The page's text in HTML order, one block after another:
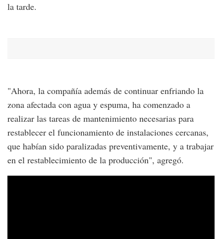
la tarde.
"Ahora, la compañía además de continuar enfriando la
zona afectada con agua y espuma, ha comenzado a
realizar las tareas de mantenimiento necesarias para
restablecer el funcionamiento de instalaciones cercanas,
que habían sido paralizadas preventivamente, y a trabajar
en el restablecimiento de la producción", agregó.